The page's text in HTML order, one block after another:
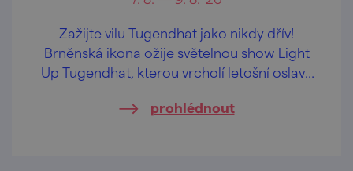
Zažijte vilu Tugendhat jako nikdy dřív!
Brněnská ikona ožije světelnou show Light
Up Tugendhat, kterou vrcholí letošní oslavy
dědictví UNESCO.
prohlédnout